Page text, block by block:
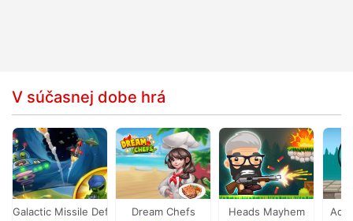
V súčasnej dobe hrá
Galactic Missile DefenseDream Chefs Heads Mayhem